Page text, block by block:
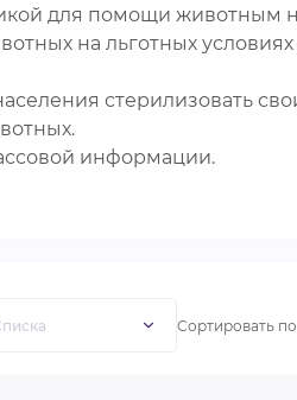
для помощи животным
на льготных
стерилизовать
информации.
Сортировать